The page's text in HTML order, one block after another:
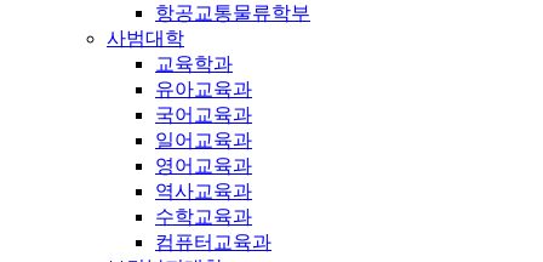
항공교통물류학부
사범대학
교육학과
유아교육과
국어교육과
일어교육과
영어교육과
역사교육과
수학교육과
컴퓨터교육과